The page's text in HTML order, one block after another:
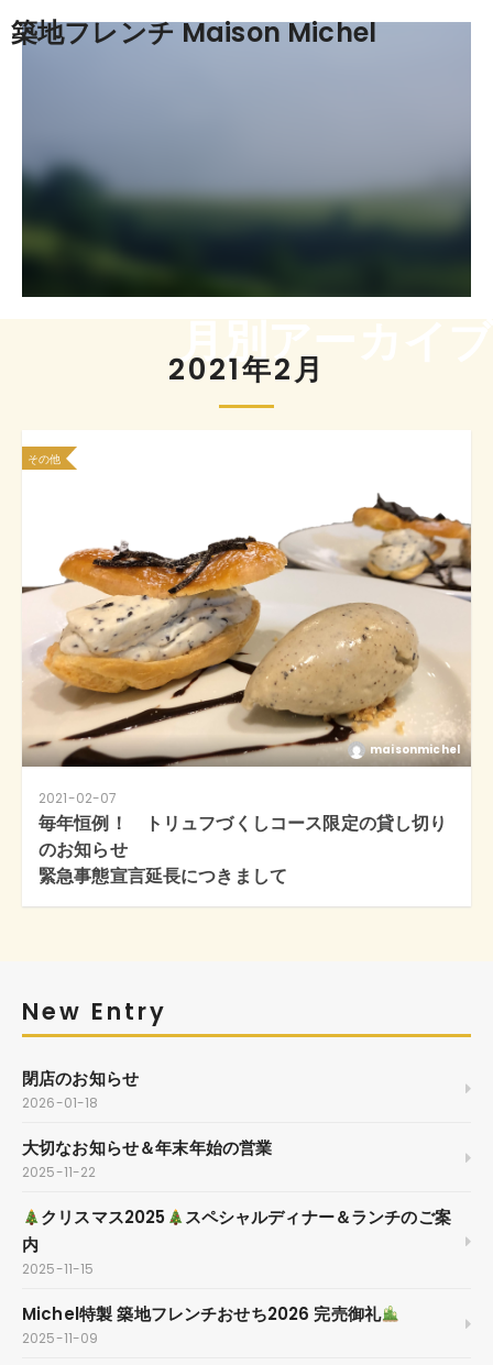
築地フレンチ Maison Michel
2021年2月
月別アーカイブ
その他
maisonmichel
2021-02-07
毎年恒例！ トリュフづくしコース限定の貸し切り
のお知らせ
緊急事態宣言延長につきまして
New Entry
閉店のお知らせ
2026-01-18
大切なお知らせ＆年末年始の営業
2025-11-22
クリスマス2025
スペシャルディナー＆ランチのご案
内
2025-11-15
Michel特製 築地フレンチおせち2026 完売御礼
2025-11-09